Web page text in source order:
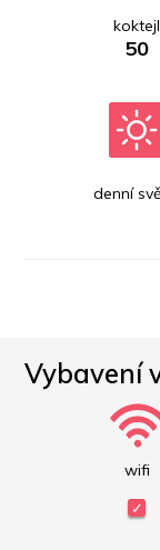
koktejl
50
denní
Vybavení
wifi